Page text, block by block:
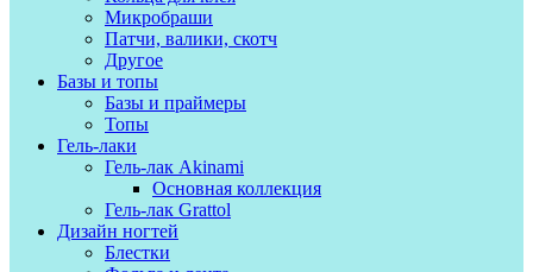
Микробраши
Патчи, валики, скотч
Другое
Базы и топы
Базы и праймеры
Топы
Гель-лаки
Гель-лак Akinami
Основная коллекция
Гель-лак Grattol
Дизайн ногтей
Блестки